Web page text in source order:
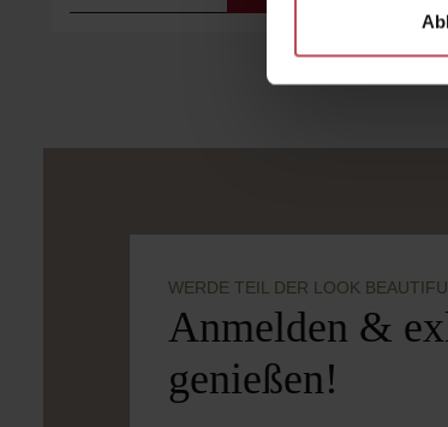
WERDE TEIL DER LOOK
Anmelden &
genießen!